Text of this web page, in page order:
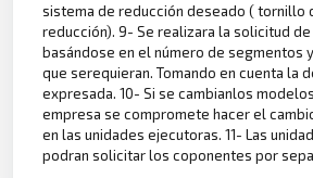
sistema de reducción deseado ( tornillo
reducción). 9- Se realizara la solicitud
basándose en el número de segmentos
que serequieran. Tomando en cuenta la
expresada. 10- Si se cambianlos
empresa se compromete hacer el
en las unidades ejecutoras. 11- Las
podran solicitar los coponentes por